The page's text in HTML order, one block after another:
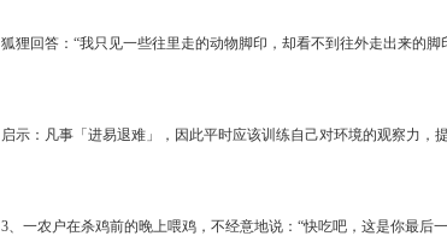
狐狸回答：“我只见一些往里走的动物脚印，却看不到往外走出来的脚
启示：凡事「进易退难」，因此平时应该训练自己对环境的观察力
3、一农户在杀鸡前的晚上喂鸡，不经意地说：“快吃吧，这是你最后